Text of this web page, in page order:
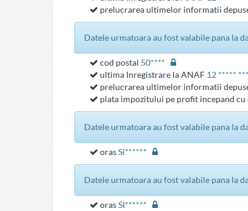
prelucrarea ultimelor informatii
datele urmatoara au fost valabile pana la
cod postal 50****
ultima Inregistrare la ANAF 12 *****
prelucrarea ultimelor informatii
plata impozitului pe profit incepand cu
datele urmatoara au fost valabile pana la
orasSi******
datele urmatoara au fost valabile pana la
orasSI******